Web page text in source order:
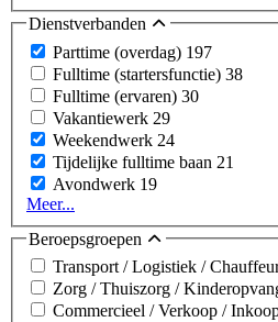
Dienstverbanden
Parttime (overdag) 197
Fulltime (startersfunctie) 38
Fulltime (ervaren) 30
Vakantiewerk 29
Weekendwerk 24
Tijdelijke fulltime baan 21
Avondwerk 19
Meer...
Beroepsgroepen
Transport / Logistiek /
Zorg / Thuiszorg /
Commercieel / Verkoop /